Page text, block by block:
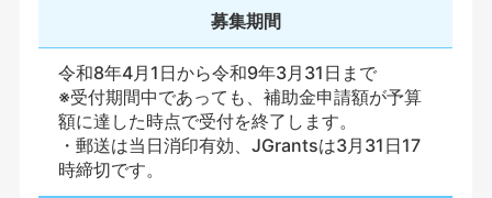
募集期間
令和8年4月1日から令和9年3月31日まで
※受付期間中であっても、補助金申請額が予算
額に達した時点で受付を終了します。
・郵送は当日消印有効、JGrantsは3月31日17
時締切です。